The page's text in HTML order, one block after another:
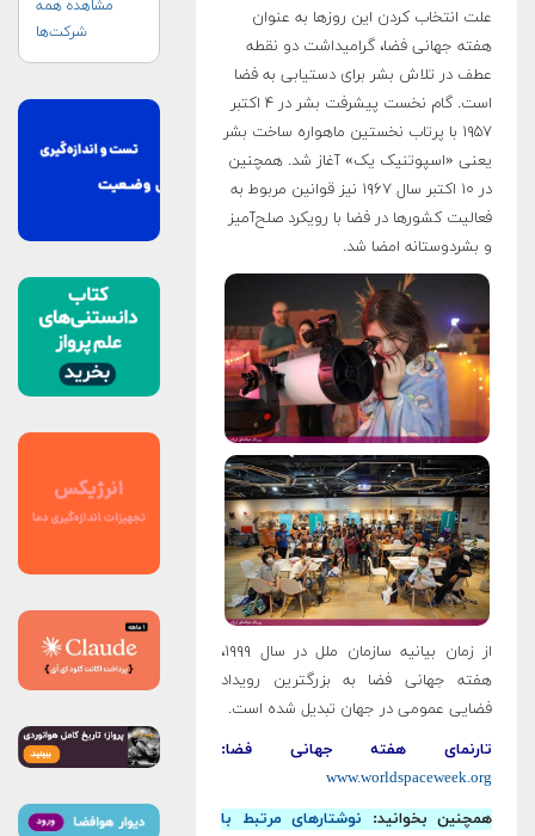
علت انتخاب کردن این روزها به عنوان
هفته‌ جهانی فضا، گرامیداشت دو نقطه‌
عطف در تلاش بشر برای دستیابی به فضا
است. گام نخست پیشرفت بشر در ۴ اکتبر
۱۹۵۷ با پرتاب نخستین ماهواره ساخت بشر
یعنی «اسپوتنیک یک» آغاز شد. همچنین
در ۱۰ اکتبر سال ۱۹۶۷ نیز قوانین مربوط به
فعالیت کشورها در فضا با رویکرد صلح‌آمیز
و بشردوستانه امضا شد.
از زمان بیانیه سازمان ملل در سال ۱۹۹۹،
هفته جهانی فضا به بزرگترین رویداد
فضایی عمومی در جهان تبدیل شده است.
تارنمای هفته جهانی فضا:
www.worldspaceweek.org
همچنین بخوانید: نوشتارهای مرتبط با
مشاهده همه
شرکت‌ها